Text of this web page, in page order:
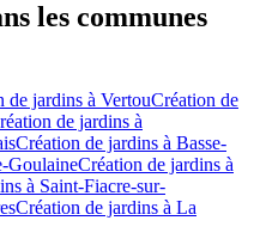
les communes
de jardins à VertouCréation de
de jardins à
Création de jardins à Basse-
GoulaineCréation de jardins à
à Saint-Fiacre-sur-
Création de jardins à La